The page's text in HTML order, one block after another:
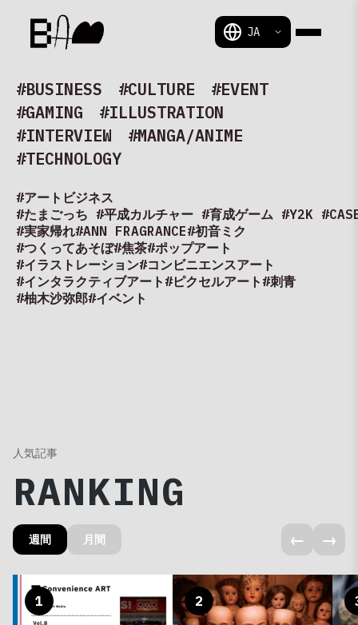
#BUSINESS #CULTURE
#EVENT
#GAMING
#ILLUSTRATION
#INTERVIEW
#MANGA/ANIME
#TECHNOLOGY
#アートビジネス
#たまごっち #平成カルチャー #育成ゲーム #Y2K
#実家帰れ#ANN FRAGRANCE#初音ミク
#つくってあそぼ#焦茶#ポップアート
#イラストレーション#コンビニエンスアート
#インタラクティブアート #ピクセルアート #刺青
#柚木沙弥郎#イベント
人気記事
RANKING
週間 月間 ← →
1 2